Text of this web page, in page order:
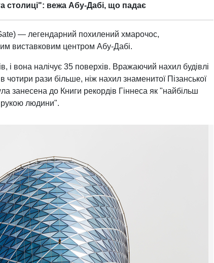
столиці": вежа Абу-Дабі, що падає
— легендарний похилений хмарочос,
виставковим центром Абу-Дабі.
і вона налічує 35 поверхів. Вражаючий нахил будівлі
чотири рази більше, ніж нахил знаменитої Пізанської
занесена до Книги рекордів Гіннеса як "найбільш
рукою людини".